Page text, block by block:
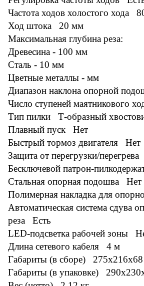
Частота ходов холостого хода
Ход штока 20 мм
Максимальная глубина реза:
Древесина - 100 мм
Сталь - 10 мм
Цветные металлы - мм
Диапазон наклона опорной
Число ступеней маятникового
Тип пилки Т-образный
Плавный пуск Нет
Быстрый тормоз двигателя Нет
Защита от перегрузки/
Бесключевой патрон-
Стальная опорная подошва Нет
Полимерная накладка для
Автоматическая система сдува
реза Есть
LED-подсветка рабочей зоны
Длина сетевого кабеля 4 м
Габариты (в сборе)
Габариты (в упаковке)